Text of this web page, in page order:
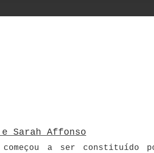
Sarah Affonso
a ser constituído